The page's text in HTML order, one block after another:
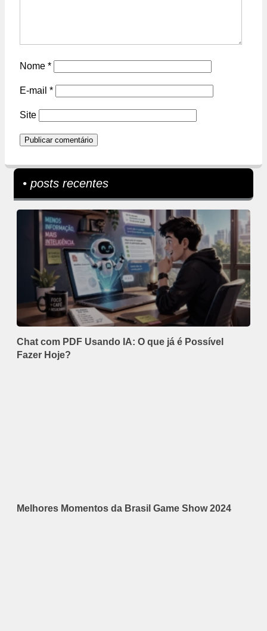
Nome *
E-mail *
Site
• posts recentes
Chat com PDF Usando IA: O que já é Possível
Fazer Hoje?
Melhores Momentos da Brasil Game Show 2024